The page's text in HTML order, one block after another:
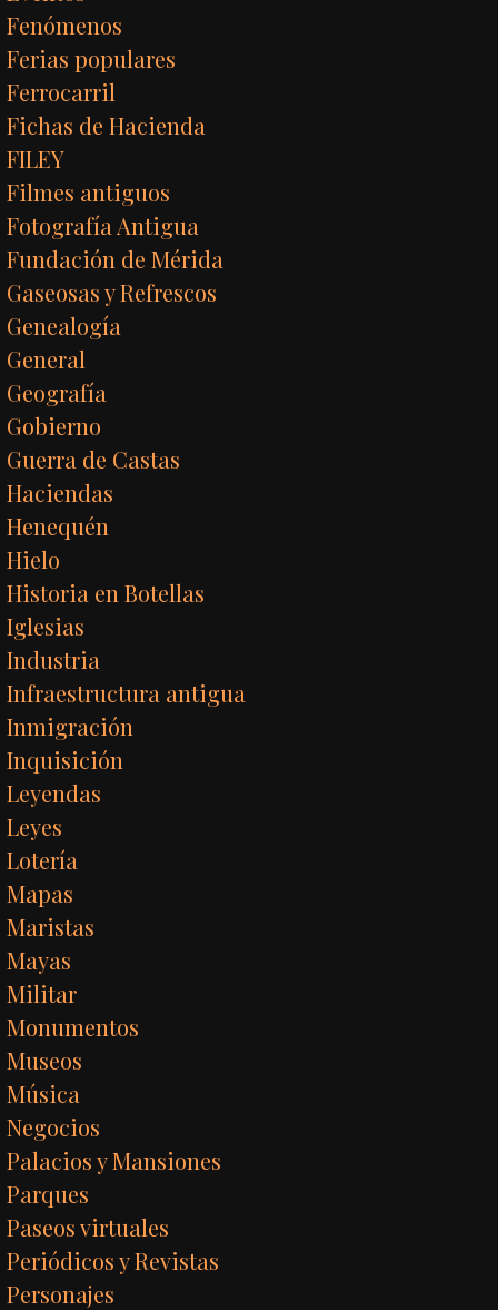
Fenómenos
Ferias populares
Ferrocarril
Fichas de Hacienda
FILEY
Filmes antiguos
Fotografía Antigua
Fundación de Mérida
Gaseosas y Refrescos
Genealogía
General
Geografía
Gobierno
Guerra de Castas
Haciendas
Henequén
Hielo
Historia en Botellas
Iglesias
Industria
Infraestructura antigua
Inmigración
Inquisición
Leyendas
Leyes
Lotería
Mapas
Maristas
Mayas
Militar
Monumentos
Museos
Música
Negocios
Palacios y Mansiones
Parques
Paseos virtuales
Periódicos y Revistas
Personajes